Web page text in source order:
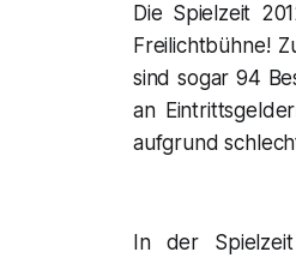
Die Spielzeit
Freilichtbühne!
sind sogar 94
an
aufgrund
In der